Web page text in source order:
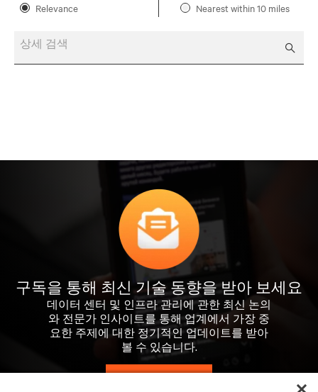
Relevance Nearest within 10 miles
상세 검색
구독을 통해 최신 기술 동향을 받아 보세요
데이터 센터 및 인프라 관리에 관한 최신 논의
와 전문가 인사이트를 통해 업계에서 가장 중
요한 주제에 대한 정기적인 업데이트를 받아
볼 수 있습니다.